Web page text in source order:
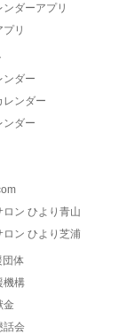
ダーアプリ
リ
ンダー
レンダー
ンダー
ロン ひより青山
ロン ひより芝浦
団体
機構
金
話会